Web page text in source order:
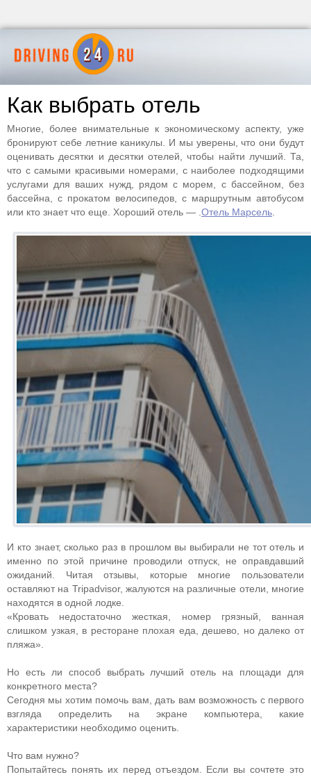
Как выбрать отель
Многие, более внимательные к экономическому аспекту, уже
бронируют себе летние каникулы. И мы уверены, что они будут
оценивать десятки и десятки отелей, чтобы найти лучший. Та,
что с самыми красивыми номерами, с наиболее подходящими
услугами для ваших нужд, рядом с морем, с бассейном, без
бассейна, с прокатом велосипедов, с маршрутным автобусом
или кто знает что еще. Хороший отель — . Отель Марсель
И кто знает, сколько раз в прошлом вы выбирали не тот отель и
именно по этой причине проводили отпуск, не оправдавший
ожиданий. Читая отзывы, которые многие пользователи
оставляют на Tripadvisor, жалуются на различные отели, многие
находятся в одной лодке.
«Кровать недостаточно жесткая, номер грязный, ванная
слишком узкая, в ресторане плохая еда, дешево, но далеко от
пляжа».
Но есть ли способ выбрать лучший отель на площади для
конкретного места?
Сегодня мы хотим помочь вам, дать вам возможность с первого
взгляда определить на экране компьютера, какие
характеристики необходимо оценить.
Что вам нужно?
Попытайтесь понять их перед отъездом. Если вы сочтете это